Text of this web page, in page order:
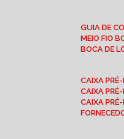
GUIA DE
MEIO FIO
BOCA DE
CAIXA
CAIXA
CAIXA